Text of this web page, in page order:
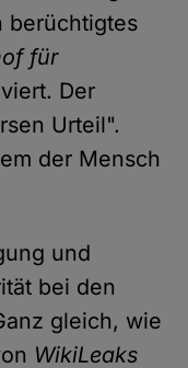
berüchtigtes
für
Der
Urteil".
der Mensch
und
bei den
gleich, wie
WikiLeaks